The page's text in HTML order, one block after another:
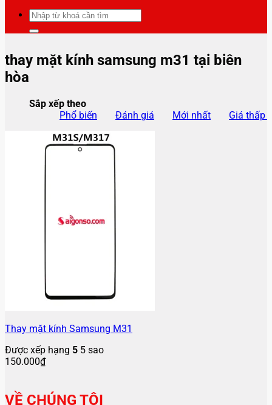
Tìm
kiếm:
thay mặt kính samsung m31 tại biên
hòa
Sắp xếp theo
Phổ biến
Đánh giá Mới nhất Giá thấp
Thay mặt kính Samsung M31
Được xếp hạng 5 5 sao
150.000₫
VỀ CHÚNG TÔI